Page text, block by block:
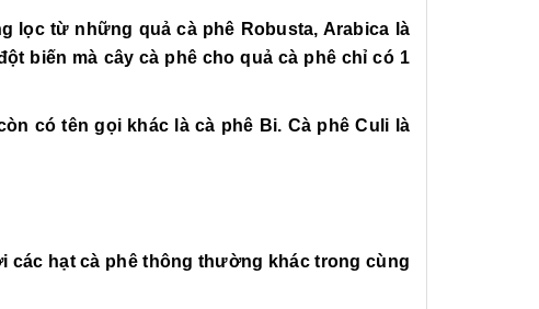
lọc từ những quả cà phê Robusta, Arabica là
biến mà cây cà phê cho quả cà phê chỉ có 1
có tên gọi khác là cà phê Bi. Cà phê Culi là
các hạt cà phê thông thường khác trong cùng